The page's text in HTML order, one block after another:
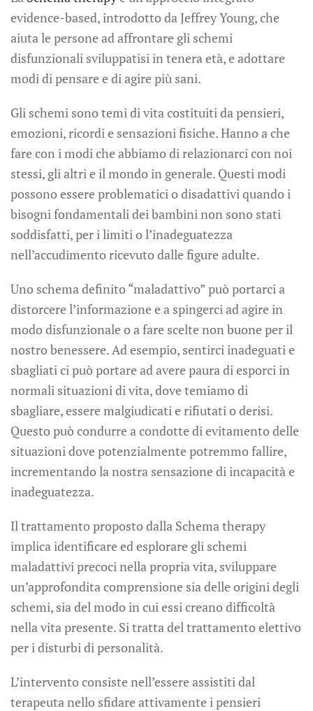
evidence-based, introdotto da Jeffrey Young, che
aiuta le persone ad affrontare gli schemi
disfunzionali sviluppatisi in tenera età, e adottare
modi di pensare e di agire più sani.
Gli schemi sono temi di vita costituiti da pensieri,
emozioni, ricordi e sensazioni fisiche. Hanno a che
fare con i modi che abbiamo di relazionarci con noi
stessi, gli altri e il mondo in generale. Questi modi
possono essere problematici o disadattivi quando i
bisogni fondamentali dei bambini non sono stati
soddisfatti, per i limiti o l’inadeguatezza
nell’accudimento ricevuto dalle figure adulte.
Uno schema definito “maladattivo” può portarci a
distorcere l’informazione e a spingerci ad agire in
modo disfunzionale o a fare scelte non buone per il
nostro benessere. Ad esempio, sentirci inadeguati e
sbagliati ci può portare ad avere paura di esporci in
normali situazioni di vita, dove temiamo di
sbagliare, essere malgiudicati e rifiutati o derisi.
Questo può condurre a condotte di evitamento delle
situazioni dove potenzialmente potremmo fallire,
incrementando la nostra sensazione di incapacità e
inadeguatezza.
Il trattamento proposto dalla Schema therapy
implica identificare ed esplorare gli schemi
maladattivi precoci nella propria vita, sviluppare
un’approfondita comprensione sia delle origini degli
schemi, sia del modo in cui essi creano difficoltà
nella vita presente. Si tratta del trattamento elettivo
per i disturbi di personalità.
L’intervento consiste nell’essere assistiti dal
terapeuta nello sfidare attivamente i pensieri